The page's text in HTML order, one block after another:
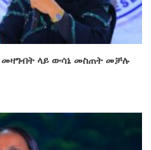
መዛግብት ላይ ውሳኔ መስጠት መቻሉ